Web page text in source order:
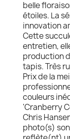
belle
étoiles. La
innovation
Cette
entretien,
production
tapis. Très
Prix de la
couleurs
'Cranberry
Chris
photo(s)